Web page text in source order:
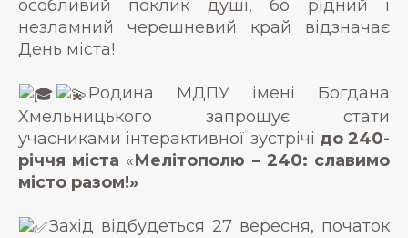
особливий поклик душі, бо рідний і
незламний черешневий край відзначає
День міста!
Родина МДПУ імені Богдана
Хмельницького запрошує стати
учасниками інтерактивної зустрічі до 240-
річчя міста «Мелітополю – 240: славимо
місто разом!»
Захід відбудеться 27 вересня, початок